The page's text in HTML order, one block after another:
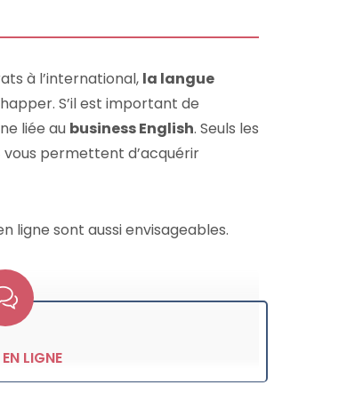
à l’international, la langue
S’il est important de
liée au business English. Seuls les
permettent d’acquérir
ligne sont aussi envisageables.
LIGNE